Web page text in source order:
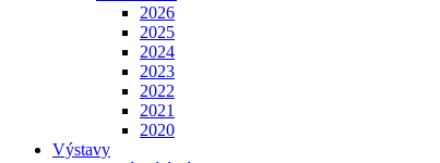
2026
2025
2024
2023
2022
2021
2020
Výstavy